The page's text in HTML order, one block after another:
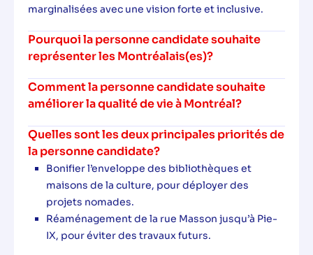
marginalisées avec une vision forte et inclusive.
Pourquoi la personne candidate souhaite
représenter les Montréalais(es)?
Comment la personne candidate souhaite
améliorer la qualité de vie à Montréal?
Quelles sont les deux principales priorités de
la personne candidate?
Bonifier l’enveloppe des bibliothèques et
maisons de la culture, pour déployer des
projets nomades.
Réaménagement de la rue Masson jusqu’à Pie-
IX, pour éviter des travaux futurs.